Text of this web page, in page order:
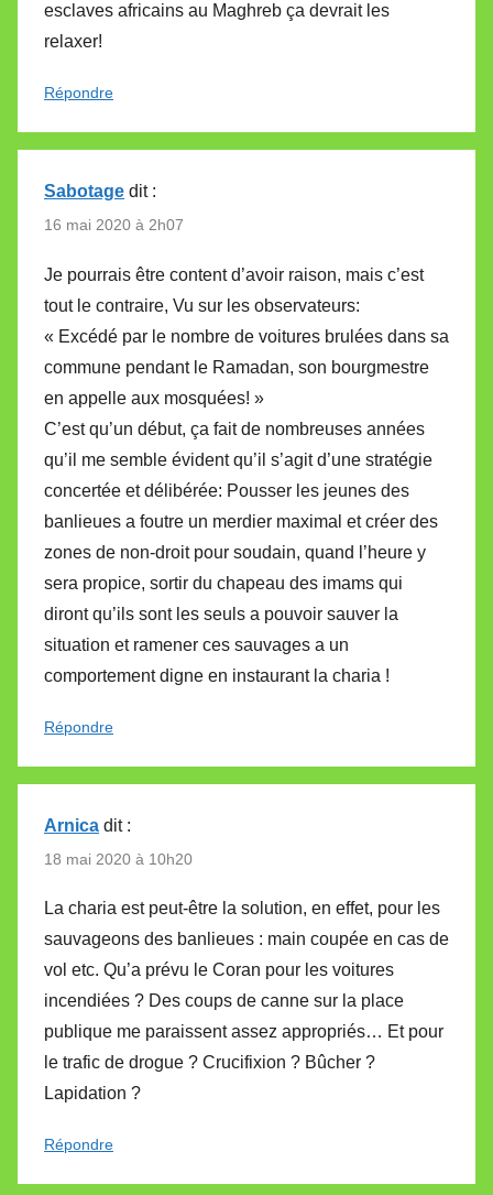
esclaves africains au Maghreb ça devrait les
relaxer!
Répondre
Sabotage dit :
16 mai 2020 à 2h07
Je pourrais être content d’avoir raison, mais c’est
tout le contraire, Vu sur les observateurs:
« Excédé par le nombre de voitures brulées dans sa
commune pendant le Ramadan, son bourgmestre
en appelle aux mosquées! »
C’est qu’un début, ça fait de nombreuses années
qu’il me semble évident qu’il s’agit d’une stratégie
concertée et délibérée: Pousser les jeunes des
banlieues a foutre un merdier maximal et créer des
zones de non-droit pour soudain, quand l’heure y
sera propice, sortir du chapeau des imams qui
diront qu’ils sont les seuls a pouvoir sauver la
situation et ramener ces sauvages a un
comportement digne en instaurant la charia !
Répondre
Arnica dit :
18 mai 2020 à 10h20
La charia est peut-être la solution, en effet, pour les
sauvageons des banlieues : main coupée en cas de
vol etc. Qu’a prévu le Coran pour les voitures
incendiées ? Des coups de canne sur la place
publique me paraissent assez appropriés… Et pour
le trafic de drogue ? Crucifixion ? Bûcher ?
Lapidation ?
Répondre